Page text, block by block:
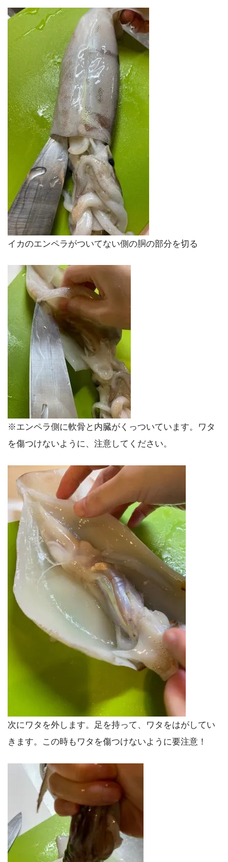
イカのエンペラがついてない側の胴の部分を切る
※エンペラ側に軟骨と内臓がくっついています。ワタ
を傷つけないように、注意してください。
次にワタを外します。足を持って、ワタをはがしてい
きます。この時もワタを傷つけないように要注意！